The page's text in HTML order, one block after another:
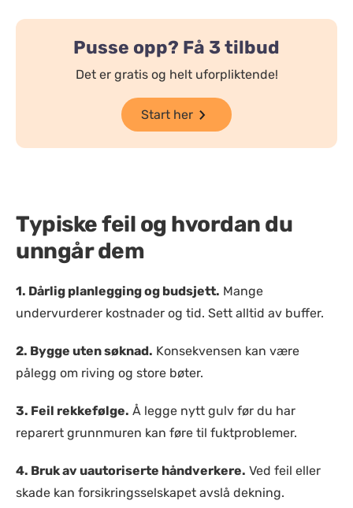
Pusse opp? Få 3 tilbud
Det er gratis og helt uforpliktende!
Start her
Typiske feil og hvordan du
unngår dem
1. Dårlig planlegging og budsjett. Mange
undervurderer kostnader og tid. Sett alltid av buffer.
2. Bygge uten søknad. Konsekvensen kan være
pålegg om riving og store bøter.
3. Feil rekkefølge. Å legge nytt gulv før du har
reparert grunnmuren kan føre til fuktproblemer.
4. Bruk av uautoriserte håndverkere. Ved feil eller
skade kan forsikringsselskapet avslå dekning.